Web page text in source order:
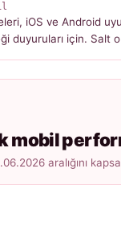
iOS ve Android
duyuruları için. Salt
mobil
aralığını